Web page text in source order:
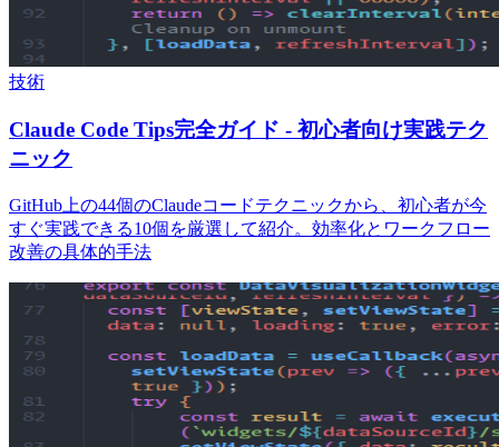
技術
Claude Code Tips完全ガイド - 初心者向け実践テク
ニック
GitHub上の44個のClaudeコードテクニックから、初心者が今
すぐ実践できる10個を厳選して紹介。効率化とワークフロー
改善の具体的手法